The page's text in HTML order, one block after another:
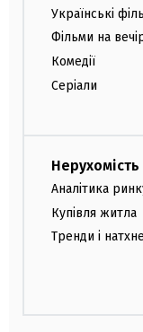
Українські
Фільми на
Комедії
Серіали
Нерухомість
Аналітика
Купівля житла
Тренди і